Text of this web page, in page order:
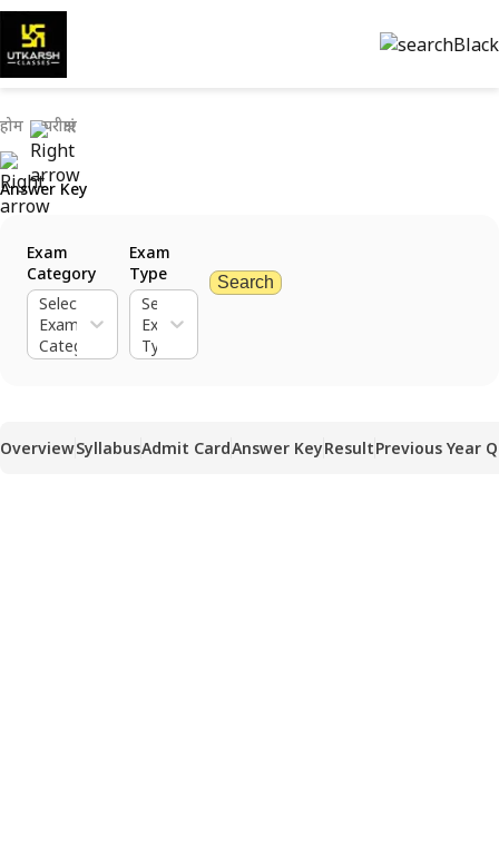
होम परीक्षाएं
Answer Key
Exam
Category
Select
Exam
Category
Exam
Type
Select
Exam
Type
Search
OverviewSyllabusAdmit CardAnswer KeyResultPrevious Year